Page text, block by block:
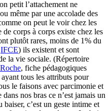
petit l’attachement ne
même par une accolade des
on peut le voir chez les
corps à corps existe chez les
plutôt rares, moins de 1% du
IFCE) ils existent et sont
la vie sociale. (Répertoire
, fiche pédagogiques
tous les attributs pour
le faisons avec parcimonie et
nos bras ce n’est jamais un
baiser, c’est un geste intime et